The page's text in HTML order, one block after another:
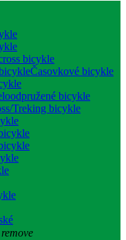
bicykle
Časovkové bicykle
bicykle
Treking bicykle
remove